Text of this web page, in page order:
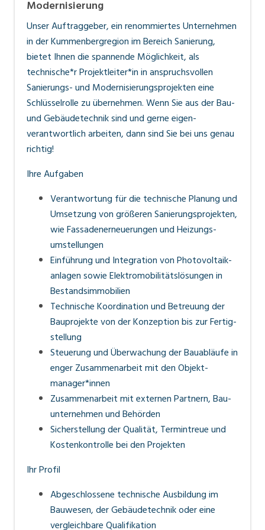
www.personalmanagement.li
Modernisierung
Unser Auftraggeber, ein renommiertes Unternehmen
in derKummenberg­regionim Bereich Sanierung,
bietet Ihnen die spannende Möglichkeit, als
technische*r Projektleiter*in in anspruchsvollen
Sanierungs- und Modernisierungs­projekten eine
Schlüssel­rolle zu übernehmen. Wenn Sie aus der Bau-
und Gebäude­technik sind und gerne eigen­
verantwortlich arbeiten, dann sind Sie bei uns genau
richtig!
Ihre Aufgaben
Verantwortung für die technische Planung und
Umsetzung von größeren Sanierungs­projekten,
wie Fassaden­erneuerungen und Heizungs­
umstellungen
Einführung und Integration von Photovoltaik­
anlagen sowie Elektro­mobilitäts­lösungen in
Bestands­immobilien
Technische Koordination und Betreuung der
Bau­projekte von der Konzeption bis zur Fertig­
stellung
Steuerung und Überwachung der Bauabläufe in
enger Zusammen­arbeit mit den Objekt­
manager*innen
Zusammenarbeit mit externen Partnern, Bau­
unternehmen und Behörden
Sicherstellung der Qualität, Termin­treue und
Kosten­kontrolle bei den Projekten
Ihr Profil
Abgeschlossene technische Ausbildung im
Bauwesen, der Gebäude­technik oder eine
vergleichbare Qualifikation